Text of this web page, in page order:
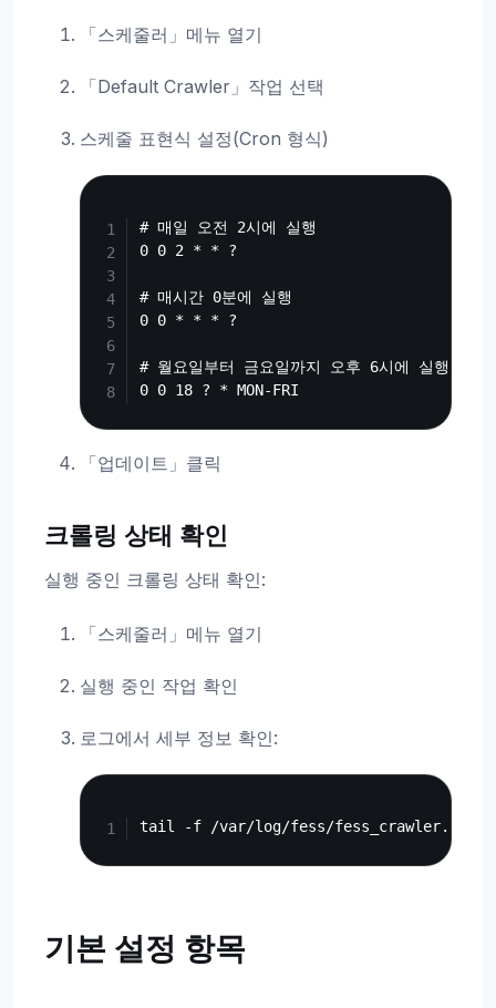
「스케줄러」메뉴 열기
「Default Crawler」작업 선택
스케줄 표현식 설정(Cron 형식)
# 매일 오전 2시에 실행
0 0 2 * * ?
# 매시간 0분에 실행
0 0 * * * ?
# 월요일부터 금요일까지 오후 6시에 실행
「업데이트」클릭
크롤링 상태 확인
실행 중인 크롤링 상태 확인:
「스케줄러」메뉴 열기
실행 중인 작업 확인
로그에서 세부 정보 확인:
기본 설정 항목